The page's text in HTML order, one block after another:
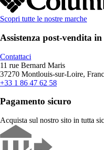
Scopri tutte le nostre marche
Assistenza post-vendita
Contattaci
11 rue Bernard Maris
37270 Montlouis-sur-Loire,
+33 1 86 47 62 58
Pagamento sicuro
Acquista sul nostro sito in tutta